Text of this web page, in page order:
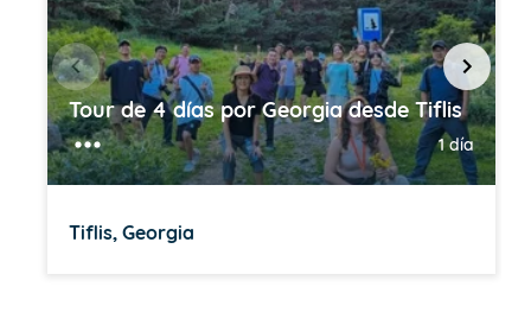
Tour de 4 días por Georgia desde Tiflis
1 día
Tiflis, Georgia